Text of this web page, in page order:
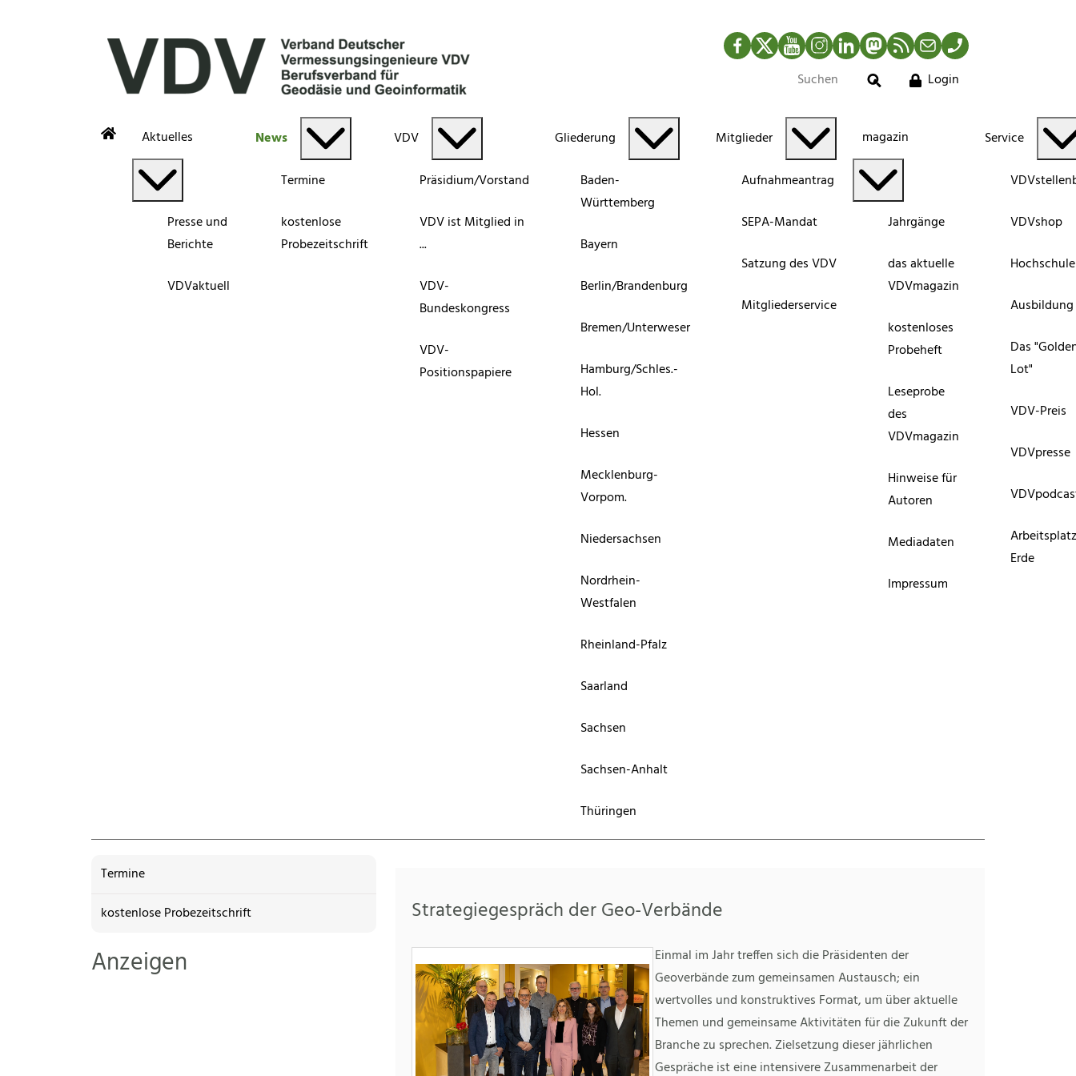
Facebook
TwitterYouTubeInstagram
LinkedInMastodonRSS-Newsfeed
MailTelefon
Suche
Login
Aktuelles
Presse und
Berichte
VDVaktuell
News
Termine
kostenlose
Probezeitschrift
VDV
Präsidium/Vorstand
VDV ist Mitglied in
...
VDV-
Bundeskongress
VDV-
Positionspapiere
Gliederung
Baden-
Württemberg
Bayern
Berlin/Brandenburg
Bremen/Unterweser
Hamburg/Schles.-
Hol.
Hessen
Mecklenburg-
Vorpom.
Niedersachsen
Nordrhein-
Westfalen
Rheinland-Pfalz
Saarland
Sachsen
Sachsen-Anhalt
Thüringen
Mitglieder
Aufnahmeantrag
SEPA-Mandat
Satzung des VDV
Mitgliederservice
magazin
Jahrgänge
das aktuelle
VDVmagazin
kostenloses
Probeheft
Leseprobe
des
VDVmagazin
Hinweise für
Autoren
Mediadaten
Impressum
Service
VDVshop
Ausbildung
Das
Lot"
VDV-Preis
VDVpresse
Erde
Termine
kostenlose Probezeitschrift
Anzeigen
Strategiegespräch der Geo-Verbände
Einmal im Jahr treffen sich die Präsidenten der
Geoverbände zum gemeinsamen Austausch; ein
wertvolles und konstruktives Format, um über aktuelle
Themen und gemeinsame Aktivitäten für die Zukunft der
Branche zu sprechen. Zielsetzung dieser jährlichen
Gespräche ist eine intensivere Zusammenarbeit der